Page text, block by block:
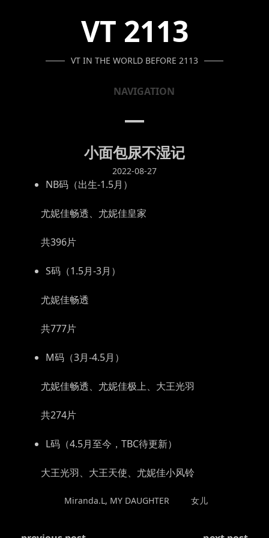
VT 2113
VT IN THE WORLD BEFORE 2113
NAVIGATION
小面包尿不湿记
2022-08-27
NB码（出生-1.5月）
尤妮佳畅透、尤妮佳皇家
共396片
S码（1.5月-3月）
尤妮佳畅透
共777片
M码（3月-4.5月）
尤妮佳畅透、尤妮佳极上、大王光羽
共274片
L码（4.5月至今，TBC待更新）
大王光羽、大王天使、尤妮佳小风铃
POSTED
Miranda.L, MY DAUGHTER TAGGED
女儿
CONTINUE